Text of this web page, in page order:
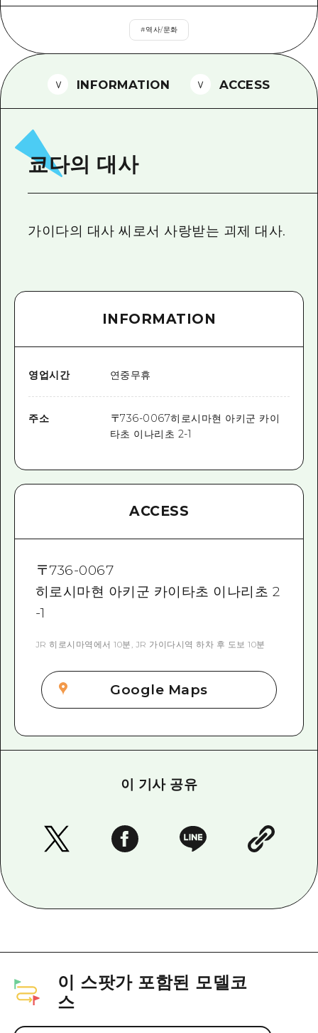
치유
반나절
1박 2일
2박 3일
외국인 여행자용 거리 관광안내소
사진 다운로드
#역사/문화
INFORMATION ACCESS
쿄다의 대사
가이다의 대사 씨로서 사랑받는 괴제 대사.
INFORMATION
영업시간 연중무휴
주소 〒736-0067히로시마현 아키군 카이
타초 이나리초 2-1
ACCESS
〒736-0067
히로시마현 아키군 카이타초 이나리초 2
-1
JR 히로시마역에서 10분, JR 가이다시역 하차 후 도보 10분
Google Maps
이 기사 공유
이 스팟가 포함된 모델코
스